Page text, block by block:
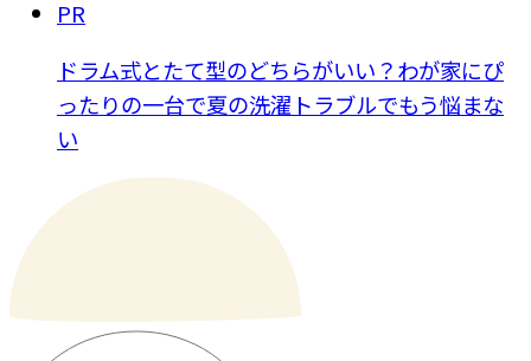
PR
ドラム式とたて型のどちらがいい？わが家にぴ
ったりの一台で夏の洗濯トラブルでもう悩まな
い